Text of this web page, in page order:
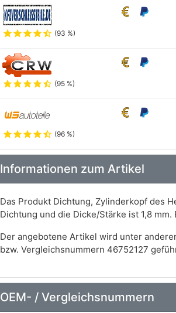
starstarstarstarstar_half (93 %)
starstarstarstarstar_half (95 %)
starstarstarstarstar_half (96 %)
Informationen zum Artikel
Das Produkt Dichtung, Zylinderkopf des
Dichtung und die Dicke/Stärke ist 1,8
Der angebotene Artikel wird unter
bzw. Vergleichsnummern 46752127
OEM- / Vergleichsnummern